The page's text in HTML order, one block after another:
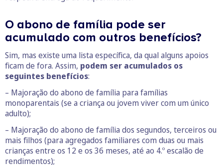
O abono de família pode ser
acumulado com outros benefícios?
Sim, mas existe uma lista específica, da qual alguns apoios
ficam de fora. Assim, podem ser acumulados os
seguintes benefícios:
– Majoração do abono de família para famílias
monoparentais (se a criança ou jovem viver com um único
adulto);
– Majoração do abono de família dos segundos, terceiros ou
mais filhos (para agregados familiares com duas ou mais
crianças entre os 12 e os 36 meses, até ao 4.º escalão de
rendimentos);